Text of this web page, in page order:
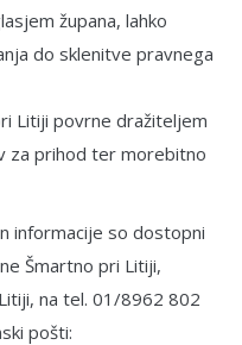
župana, lahko
do sklenitve pravnega
Litiji povrne dra­žiteljem
za prihod ter mo­rebitno
informacije so dostopni
Šmartno pri Litiji,
na tel. 01/8962 802
pošti: